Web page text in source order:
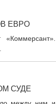
ЕВРО
СУДЕ